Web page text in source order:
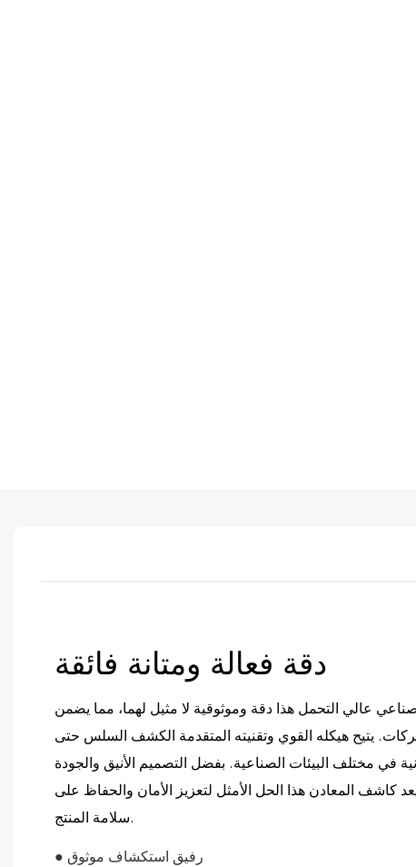
عالي التحمل هذا دقة وموثوقية لا مثيل لهما، مما يضمن
يتيح هيكله القوي وتقنيته المتقدمة الكشف السلس حتى
في مختلف البيئات الصناعية. بفضل التصميم الأنيق والجودة
يعد كاشف المعادن هذا الحل الأمثل لتعزيز الأمان والحفاظ على
سلامة المنتج.
● رفيق استكشاف موثوق